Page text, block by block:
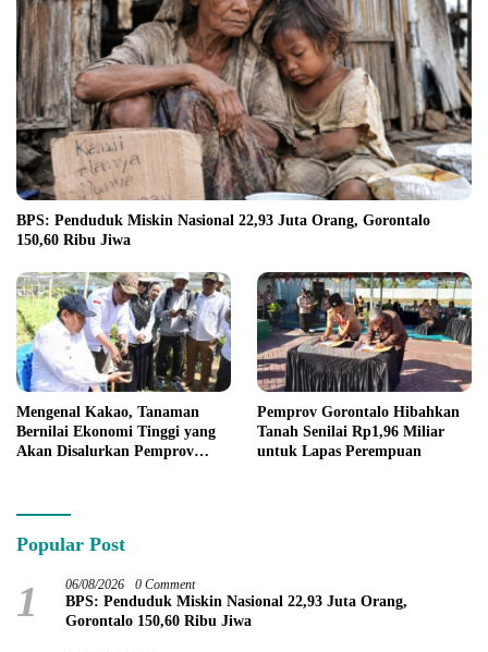
BPS: Penduduk Miskin Nasional 22,93 Juta Orang, Gorontalo
150,60 Ribu Jiwa
Mengenal Kakao, Tanaman
Bernilai Ekonomi Tinggi yang
Akan Disalurkan Pemprov
Pemprov Gorontalo Hibahkan
Tanah Senilai Rp1,96 Miliar
untuk Lapas Perempuan
Popular Post
1 06/08/2026 0 Comment
BPS: Penduduk Miskin Nasional 22,93 Juta Orang,
Gorontalo 150,60 Ribu Jiwa